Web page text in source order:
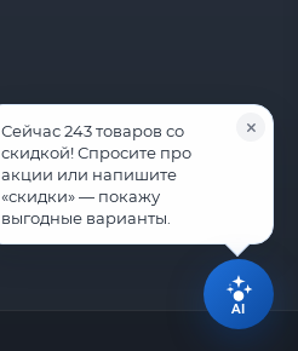
Сейчас 243 товаров со
скидкой! Спросите про
акции или напишите
«скидки» — покажу
выгодные варианты.
AI